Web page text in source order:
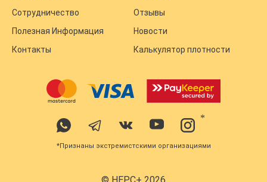
Сотрудничество
Отзывы
Полезная Информация
Новости
Контакты
Калькулятор плотности
*
*Признаны экстремистскими организациями